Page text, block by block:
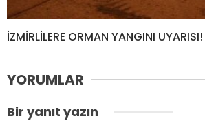
İZMİRLİLERE ORMAN YANGINI UYARISI!
YORUMLAR
Bir yanıt yazın